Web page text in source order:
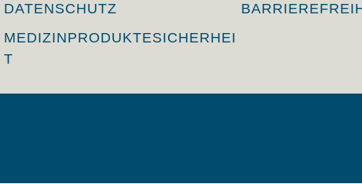
DATENSCHUTZ
MEDIZINPRODUKTESICHERHEI
T